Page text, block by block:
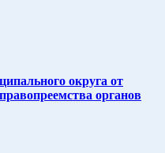
округа от
органов